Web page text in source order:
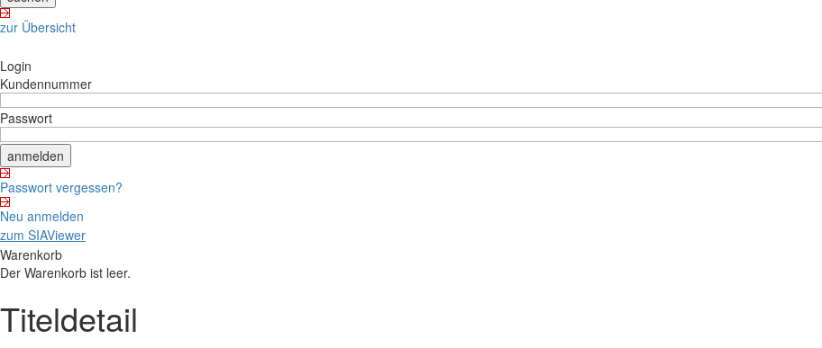
zur Übersicht
Login
Kundennummer
Passwort
Passwort vergessen?
Neu anmelden
zum SIAViewer
Warenkorb
Der Warenkorb ist leer.
Titeldetail